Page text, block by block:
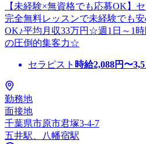
【未経験×無資格でも応募OK】
完全無料レッスンで未経験でも
OK♪平均月収33万円☆週1日～1
の圧倒的集客力☆
セラピスト 時給2,088円〜
勤務地
面接地
千葉県市原市君塚3-4-7
五井駅、八幡宿駅